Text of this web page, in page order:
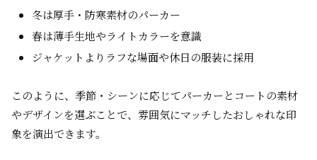
冬は厚手・防寒素材のパーカー
春は薄手生地やライトカラーを意識
ジャケットよりラフな場面や休日の服装に採用
このように、季節・シーンに応じてパーカーとコートの素材
やデザインを選ぶことで、雰囲気にマッチしたおしゃれな印
象を演出できます。